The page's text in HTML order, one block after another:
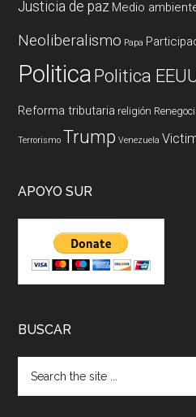
Justicia de paz Medio
Neoliberalismo Papa
PoliticaPolitica
Reforma tributaria religión
Terrorismo Trump Venezuela
APOYO SUR
BUSCAR